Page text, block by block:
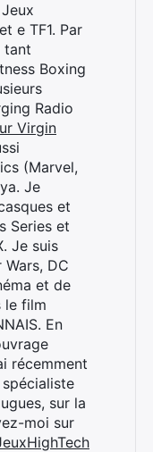
e TF1. Par
tant
Boxing
Radio
Virgin
(Marvel,
Je
et
Series et
Je suis
DC
et de
le film
En
récemment
sur la
moi sur